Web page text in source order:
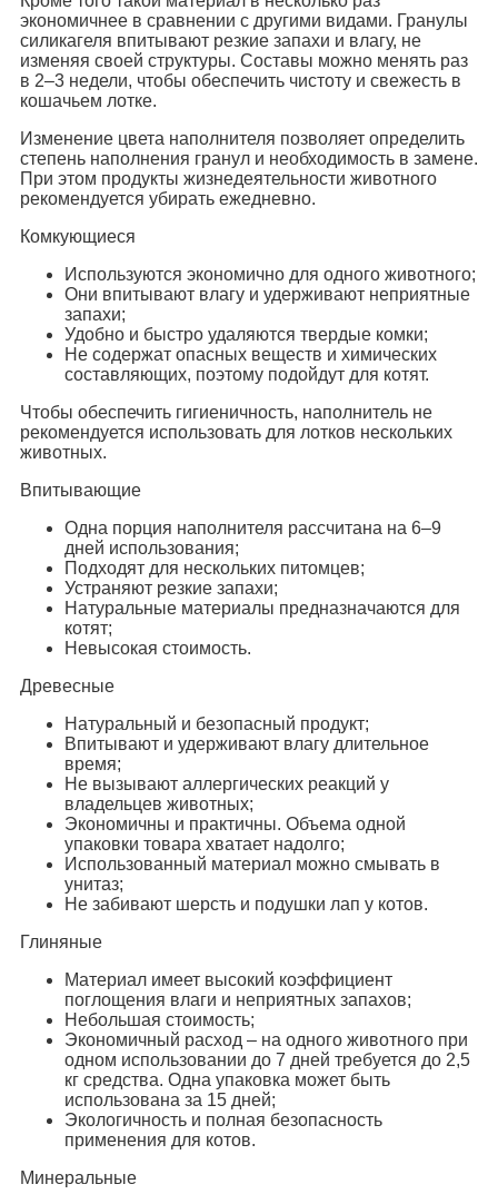
экономичнее в сравнении с другими видами. Гранулы
силикагеля впитывают резкие запахи и влагу, не
изменяя своей структуры. Составы можно менять раз
в 2–3 недели, чтобы обеспечить чистоту и свежесть в
кошачьем лотке.
Изменение цвета наполнителя позволяет определить
степень наполнения гранул и необходимость в замене.
При этом продукты жизнедеятельности животного
рекомендуется убирать ежедневно.
Комкующиеся
Используются экономично для одного животного;
Они впитывают влагу и удерживают неприятные
запахи;
Удобно и быстро удаляются твердые комки;
Не содержат опасных веществ и химических
составляющих, поэтому подойдут для котят.
Чтобы обеспечить гигиеничность, наполнитель не
рекомендуется использовать для лотков нескольких
животных.
Впитывающие
Одна порция наполнителя рассчитана на 6–9
дней использования;
Подходят для нескольких питомцев;
Устраняют резкие запахи;
Натуральные материалы предназначаются для
котят;
Невысокая стоимость.
Древесные
Натуральный и безопасный продукт;
Впитывают и удерживают влагу длительное
время;
Не вызывают аллергических реакций у
владельцев животных;
Экономичны и практичны. Объема одной
упаковки товара хватает надолго;
Использованный материал можно смывать в
унитаз;
Не забивают шерсть и подушки лап у котов.
Глиняные
Материал имеет высокий коэффициент
поглощения влаги и неприятных запахов;
Небольшая стоимость;
Экономичный расход – на одного животного при
одном использовании до 7 дней требуется до 2,5
кг средства. Одна упаковка может быть
использована за 15 дней;
Экологичность и полная безопасность
применения для котов.
Минеральные